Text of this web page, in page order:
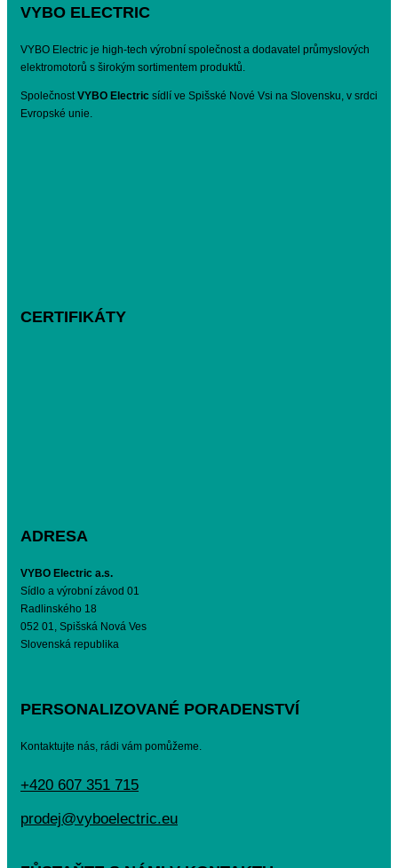
VYBO ELECTRIC
VYBO Electric je high-tech výrobní společnost a dodavatel průmyslových
elektromotorů s širokým sortimentem produktů.
SpolečnostVYBO Electric sídlí ve Spišské Nové Vsi na Slovensku, v srdci
Evropské unie.
CERTIFIKÁTY
ADRESA
VYBO Electric a.s.
Sídlo a výrobní závod 01
Radlinského 18
052 01, Spišská Nová Ves
Slovenská republika
PERSONALIZOVANÉ PORADENSTVÍ
Kontaktujte nás, rádi vám pomůžeme.
+420 607 351 715
prodej@vyboelectric.eu